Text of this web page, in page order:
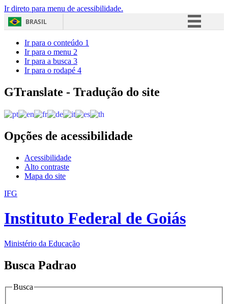
Ir direto para menu de acessibilidade.
BRASIL
Acesso à informação
Ir para o conteúdo 1
Ir para o menu 2
Ir para a busca 3
Ir para o rodapé 4
GTranslate - Tradução do site
Opções de acessibilidade
Acessibilidade
Alto contraste
Mapa do site
IFG
Instituto Federal de Goiás
Ministério da Educação
Busca Padrao
Busca